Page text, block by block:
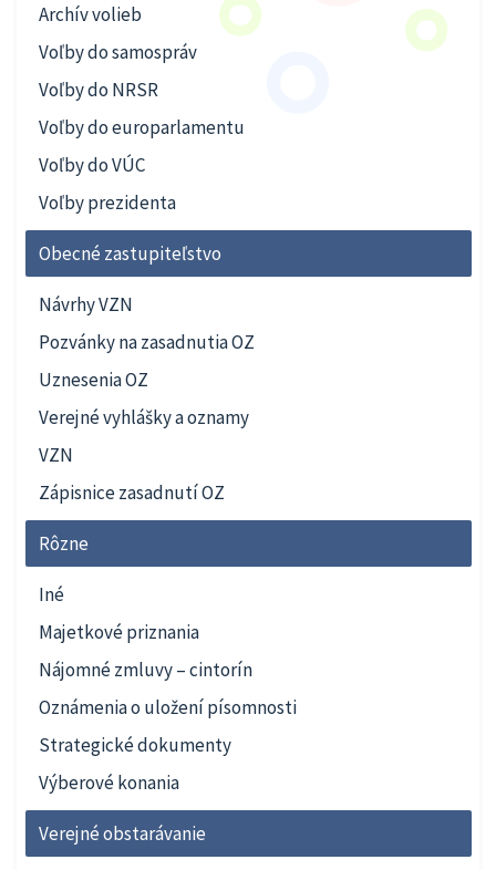
Archív volieb
Voľby do samospráv
Voľby do NRSR
Voľby do europarlamentu
Voľby do VÚC
Voľby prezidenta
Obecné zastupiteľstvo
Návrhy VZN
Pozvánky na zasadnutia OZ
Uznesenia OZ
Verejné vyhlášky a oznamy
VZN
Zápisnice zasadnutí OZ
Rôzne
Iné
Majetkové priznania
Nájomné zmluvy – cintorín
Oznámenia o uložení písomnosti
Strategické dokumenty
Výberové konania
Verejné obstarávanie